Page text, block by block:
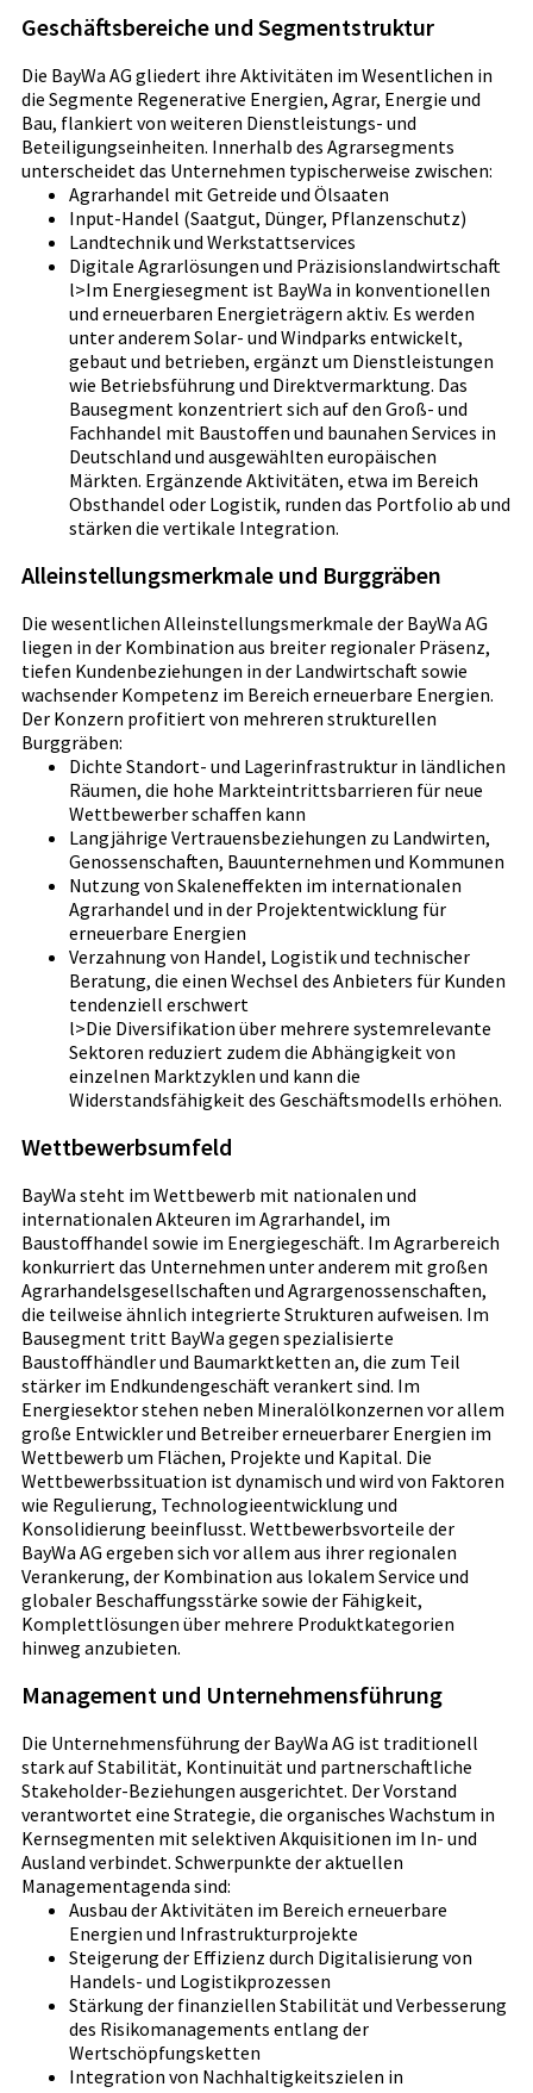
Geschäftsbereiche und Segmentstruktur
Die BayWa AG gliedert ihre Aktivitäten im Wesentlichen in
die Segmente Regenerative Energien, Agrar, Energie und
Bau, flankiert von weiteren Dienstleistungs- und
Beteiligungseinheiten. Innerhalb des Agrarsegments
unterscheidet das Unternehmen typischerweise zwischen:
Agrarhandel mit Getreide und Ölsaaten
Input-Handel (Saatgut, Dünger, Pflanzenschutz)
Landtechnik und Werkstattservices
Digitale Agrarlösungen und Präzisionslandwirtschaft
l>Im Energiesegment ist BayWa in konventionellen
und erneuerbaren Energieträgern aktiv. Es werden
unter anderem Solar- und Windparks entwickelt,
gebaut und betrieben, ergänzt um Dienstleistungen
wie Betriebsführung und Direktvermarktung. Das
Bausegment konzentriert sich auf den Groß- und
Fachhandel mit Baustoffen und baunahen Services in
Deutschland und ausgewählten europäischen
Märkten. Ergänzende Aktivitäten, etwa im Bereich
Obsthandel oder Logistik, runden das Portfolio ab und
stärken die vertikale Integration.
Alleinstellungsmerkmale und Burggräben
Die wesentlichen Alleinstellungsmerkmale der BayWa AG
liegen in der Kombination aus breiter regionaler Präsenz,
tiefen Kundenbeziehungen in der Landwirtschaft sowie
wachsender Kompetenz im Bereich erneuerbare Energien.
Der Konzern profitiert von mehreren strukturellen
Burggräben:
Dichte Standort- und Lagerinfrastruktur in ländlichen
Räumen, die hohe Markteintrittsbarrieren für neue
Wettbewerber schaffen kann
Langjährige Vertrauensbeziehungen zu Landwirten,
Genossenschaften, Bauunternehmen und Kommunen
Nutzung von Skaleneffekten im internationalen
Agrarhandel und in der Projektentwicklung für
erneuerbare Energien
Verzahnung von Handel, Logistik und technischer
Beratung, die einen Wechsel des Anbieters für Kunden
tendenziell erschwert
l>Die Diversifikation über mehrere systemrelevante
Sektoren reduziert zudem die Abhängigkeit von
einzelnen Marktzyklen und kann die
Widerstandsfähigkeit des Geschäftsmodells erhöhen.
Wettbewerbsumfeld
BayWa steht im Wettbewerb mit nationalen und
internationalen Akteuren im Agrarhandel, im
Baustoffhandel sowie im Energiegeschäft. Im Agrarbereich
konkurriert das Unternehmen unter anderem mit großen
Agrarhandelsgesellschaften und Agrargenossenschaften,
die teilweise ähnlich integrierte Strukturen aufweisen. Im
Bausegment tritt BayWa gegen spezialisierte
Baustoffhändler und Baumarktketten an, die zum Teil
stärker im Endkundengeschäft verankert sind. Im
Energiesektor stehen neben Mineralölkonzernen vor allem
große Entwickler und Betreiber erneuerbarer Energien im
Wettbewerb um Flächen, Projekte und Kapital. Die
Wettbewerbssituation ist dynamisch und wird von Faktoren
wie Regulierung, Technologieentwicklung und
Konsolidierung beeinflusst. Wettbewerbsvorteile der
BayWa AG ergeben sich vor allem aus ihrer regionalen
Verankerung, der Kombination aus lokalem Service und
globaler Beschaffungsstärke sowie der Fähigkeit,
Komplettlösungen über mehrere Produktkategorien
hinweg anzubieten.
Management und Unternehmensführung
Die Unternehmensführung der BayWa AG ist traditionell
stark auf Stabilität, Kontinuität und partnerschaftliche
Stakeholder-Beziehungen ausgerichtet. Der Vorstand
verantwortet eine Strategie, die organisches Wachstum in
Kernsegmenten mit selektiven Akquisitionen im In- und
Ausland verbindet. Schwerpunkte der aktuellen
Managementagenda sind:
Ausbau der Aktivitäten im Bereich erneuerbare
Energien und Infrastrukturprojekte
Steigerung der Effizienz durch Digitalisierung von
Handels- und Logistikprozessen
Stärkung der finanziellen Stabilität und Verbesserung
des Risikomanagements entlang der
Wertschöpfungsketten
Integration von Nachhaltigkeitszielen in